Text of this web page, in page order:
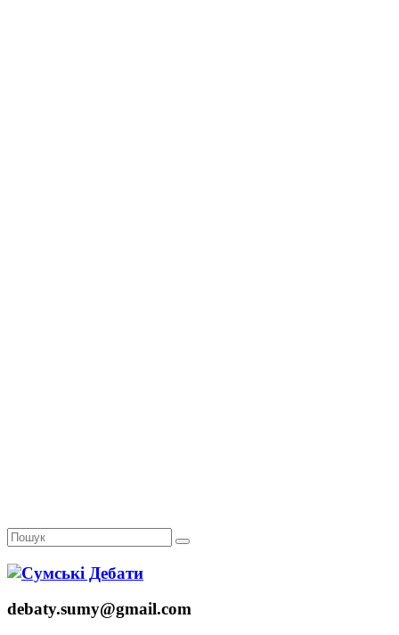
debaty.sumy@gmail.com